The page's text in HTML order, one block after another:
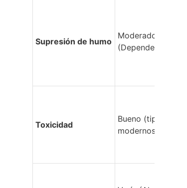
Supresión de humo
Moderado
(Depende del tipo)
Toxicidad
Bueno (tipos HFFR
modernos)